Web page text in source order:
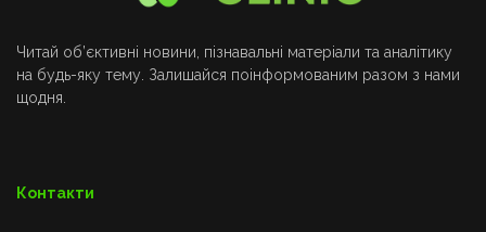
Читай об’єктивні новини, пізнавальні матеріали та аналітику
на будь-яку тему. Залишайся поінформованим разом з нами
щодня.
Контакти